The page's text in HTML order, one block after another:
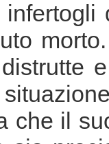
che il